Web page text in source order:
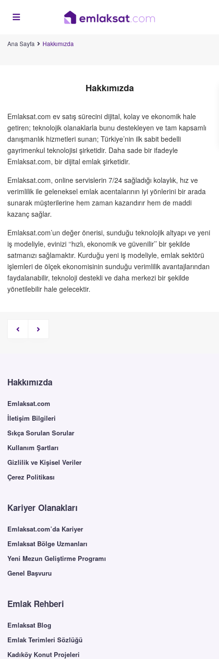
Ana Sayfa Hakkımızda
Hakkımızda
Emlaksat.com ev satış sürecini dijital, kolay ve ekonomik hale
getiren; teknolojik olanaklarla bunu destekleyen ve tam kapsamlı
danışmanlık hizmetleri sunan; Türkiye’nin ilk sabit bedelli
gayrimenkul teknolojisi şirketidir. Daha sade bir ifadeyle
Emlaksat.com, bir dijital emlak şirketidir.
Emlaksat.com, online servislerin 7/24 sağladığı kolaylık, hız ve
verimlilik ile geleneksel emlak acentalarının iyi yönlerini bir arada
sunarak müşterilerine hem zaman kazandırır hem de maddi
kazanç sağlar.
Emlaksat.com’un değer önerisi, sunduğu teknolojik altyapı ve yeni
iş modeliyle, evinizi ‘‘hızlı, ekonomik ve güvenilir’’ bir şekilde
satmanızı sağlamaktır. Kurduğu yeni iş modeliyle, emlak sektörü
işlemleri de ölçek ekonomisinin sunduğu verimlilik avantajlarından
faydalanabilir, teknoloji destekli ve daha merkezi bir şekilde
yönetilebilir hale gelecektir.
Hakkımızda
Emlaksat.com
İletişim Bilgileri
Sıkça Sorulan Sorular
Kullanım Şartları
Gizlilik ve Kişisel Veriler
Çerez Politikası
Kariyer Olanakları
Emlaksat.com’da Kariyer
Emlaksat Bölge Uzmanları
Yeni Mezun Geliştirme Programı
Genel Başvuru
Emlak Rehberi
Emlaksat Blog
Emlak Terimleri Sözlüğü
Kadıköy Konut Projeleri